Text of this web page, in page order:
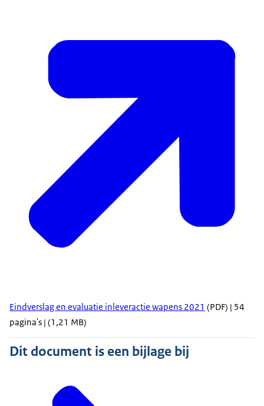
Eindverslag en evaluatie inleveractie wapens 2021 (PDF) | 54
pagina's | (1,21 MB)
Dit document is een bijlage bij